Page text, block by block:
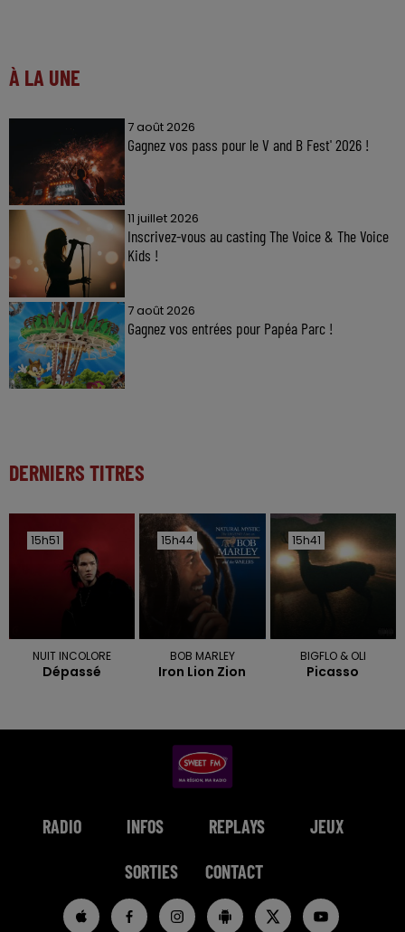
À LA UNE
7 août 2026
Gagnez vos pass pour le V and B Fest' 2026 !
11 juillet 2026
Inscrivez-vous au casting The Voice & The Voice
Kids !
7 août 2026
Gagnez vos entrées pour Papéa Parc !
DERNIERS TITRES
15h51
15h51
NUIT INCOLORE
Dépassé
15h44
15h44
BOB MARLEY
Iron Lion Zion
15h41
15h41
BIGFLO & OLI
Picasso
RADIO INFOS REPLAYS JEUX
SORTIES CONTACT